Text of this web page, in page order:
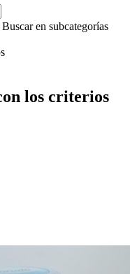
Buscar en subcategorías
los criterios